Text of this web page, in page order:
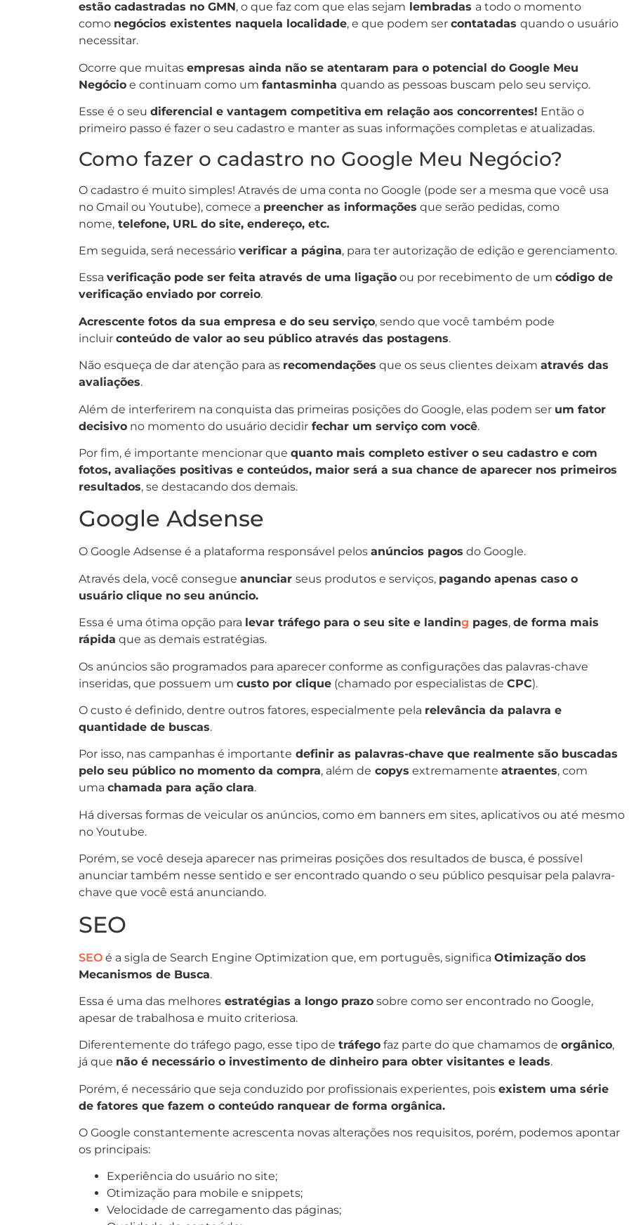
estão cadastradas no GMN, o que faz com que elas sejam lembradas a todo o momento
como negócios existentes naquela localidade, e que podem ser contatadas quando o usuário
necessitar.
Ocorre que muitas empresas ainda não se atentaram para o potencial do Google Meu
Negócio e continuam como um fantasminha quando as pessoas buscam pelo seu serviço.
Esse é o seu diferencial e vantagem competitiva em relação aos concorrentes! Então o
primeiro passo é fazer o seu cadastro e manter as suas informações completas e atualizadas.
Como fazer o cadastro no Google Meu Negócio?
O cadastro é muito simples! Através de uma conta no Google (pode ser a mesma que você usa
no Gmail ou Youtube), comece a preencher as informações que serão pedidas, como
nome, telefone, URL do site, endereço, etc.
Em seguida, será necessário verificar a página, para ter autorização de edição e gerenciamento.
Essa verificação pode ser feita através de uma ligação ou por recebimento de um código de
verificação enviado por correio.
Acrescente fotos da sua empresa e do seu serviço, sendo que você também pode
incluir conteúdo de valor ao seu público através das postagens.
Não esqueça de dar atenção para as recomendações que os seus clientes deixam através das
avaliações.
Além de interferirem na conquista das primeiras posições do Google, elas podem ser um fator
decisivo no momento do usuário decidir fechar um serviço com você.
Por fim, é importante mencionar que quanto mais completo estiver o seu cadastro e com
fotos, avaliações positivas e conteúdos, maior será a sua chance de aparecer nos primeiros
resultados, se destacando dos demais.
Google Adsense
O Google Adsense é a plataforma responsável pelos anúncios pagos do Google.
Através dela, você consegue anunciar seus produtos e serviços, pagando apenas caso o
usuário clique no seu anúncio.
Essa é uma ótima opção para levar tráfego para o seu site e landing pages, de forma mais
rápida que as demais estratégias.
Os anúncios são programados para aparecer conforme as configurações das palavras-chave
inseridas, que possuem um custo por clique (chamado por especialistas de CPC).
O custo é definido, dentre outros fatores, especialmente pela relevância da palavra e
quantidade de buscas.
Por isso, nas campanhas é importante definir as palavras-chave que realmente são buscadas
pelo seu público no momento da compra, além de copys extremamente atraentes, com
uma chamada para ação clara.
Há diversas formas de veicular os anúncios, como em banners em sites, aplicativos ou até mesmo
no Youtube.
Porém, se você deseja aparecer nas primeiras posições dos resultados de busca, é possível
anunciar também nesse sentido e ser encontrado quando o seu público pesquisar pela palavra-
chave que você está anunciando.
SEO
SEO é a sigla de Search Engine Optimization que, em português, significa Otimização dos
Mecanismos de Busca.
Essa é uma das melhores estratégias a longo prazo sobre como ser encontrado no Google,
apesar de trabalhosa e muito criteriosa.
Diferentemente do tráfego pago, esse tipo de tráfego faz parte do que chamamos de orgânico,
já que não é necessário o investimento de dinheiro para obter visitantes e leads.
Porém, é necessário que seja conduzido por profissionais experientes, pois existem uma série
de fatores que fazem o conteúdo ranquear de forma orgânica.
O Google constantemente acrescenta novas alterações nos requisitos, porém, podemos apontar
os principais:
Experiência do usuário no site;
Otimização para mobile e snippets;
Velocidade de carregamento das páginas;